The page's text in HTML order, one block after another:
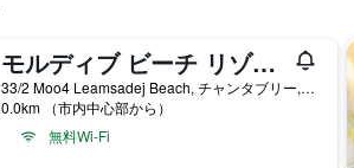
モルディブ ビーチ リゾート
33/2 Moo4 Leamsadej Beach, チャンタブリー, タイ
0.0km （市内中心部から）
無料Wi-Fi